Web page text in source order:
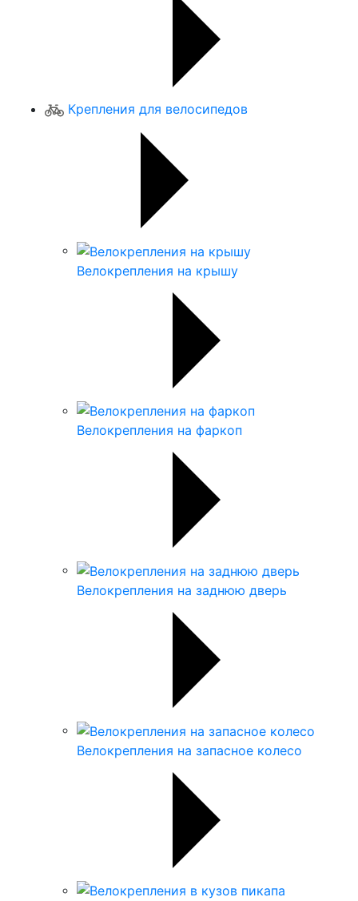
Крепления для велосипедов
Велокрепления на крышу
Велокрепления на фаркоп
Велокрепления на заднюю дверь
Велокрепления на запасное колесо